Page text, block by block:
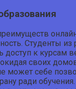
Студенты
доступ к курсам
своих
может себе
ради